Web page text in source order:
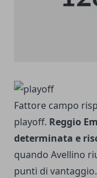
Fattore campo
playoff. Reggio
determinata e
quando Avellino
punti di